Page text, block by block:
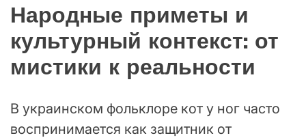
Народные приметы и
культурный контекст: от
мистики к реальности
В украинском фольклоре кот у ног часто
воспринимается как защитник от